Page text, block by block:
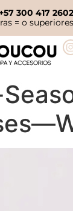
300 417
= o